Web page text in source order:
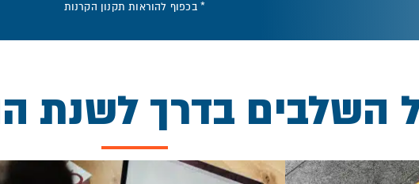
* בכפוף להוראות תקנון הקרנות
השלבים בדרך לשנת